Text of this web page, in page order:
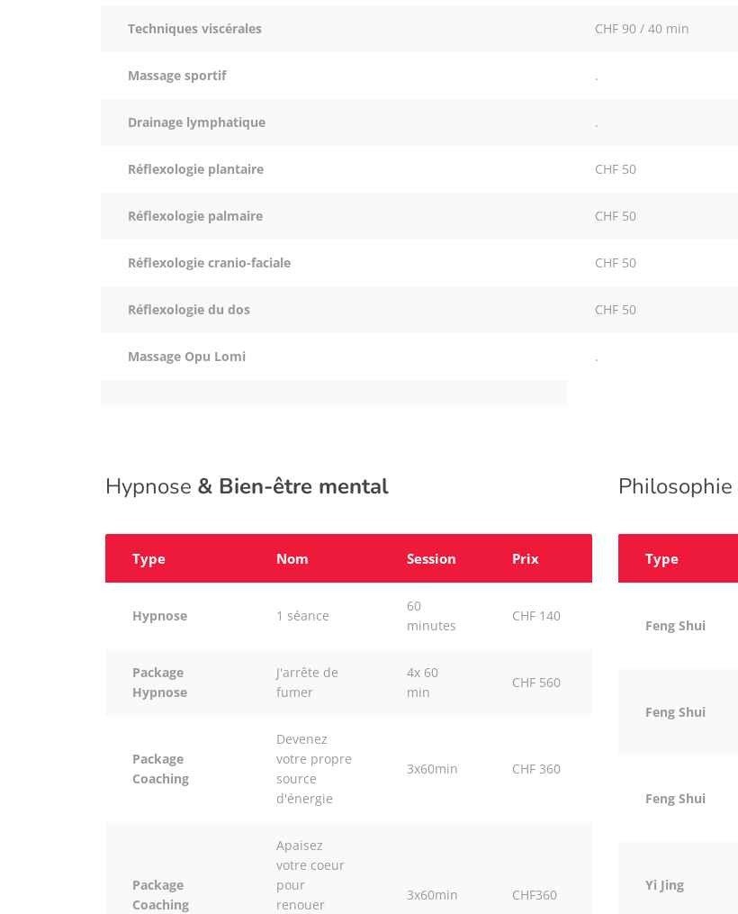
Techniques viscérales CHF 90 / 40 min
Massage sportif .
Drainage lymphatique .
Réflexologie plantaire CHF 50
Réflexologie palmaire CHF 50
Réflexologie cranio-faciale CHF 50
Réflexologie du dos CHF 50
Massage Opu Lomi .
Hypnose & Bien-être mental
Type Nom Session Prix
Hypnose 1 séance
60
minutes
CHF 140
Package
Hypnose
J'arrête de
fumer
4x 60
min
CHF 560
Package
Coaching
Devenez
votre propre
source
d'énergie
3x60min CHF 360
Package
Coaching
Apaisez
votre coeur
pour
renouer
3x60min CHF360
Philosophie
Type
Feng Shui
Feng Shui
Feng Shui
Yi Jing